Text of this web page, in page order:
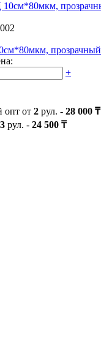
прозрачный
+
опт от 2 рул. - 28 000 ₸
3 рул. - 24 500 ₸